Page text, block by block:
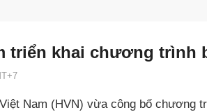
triển khai chương trình
Nam (HVN) vừa công bố chương